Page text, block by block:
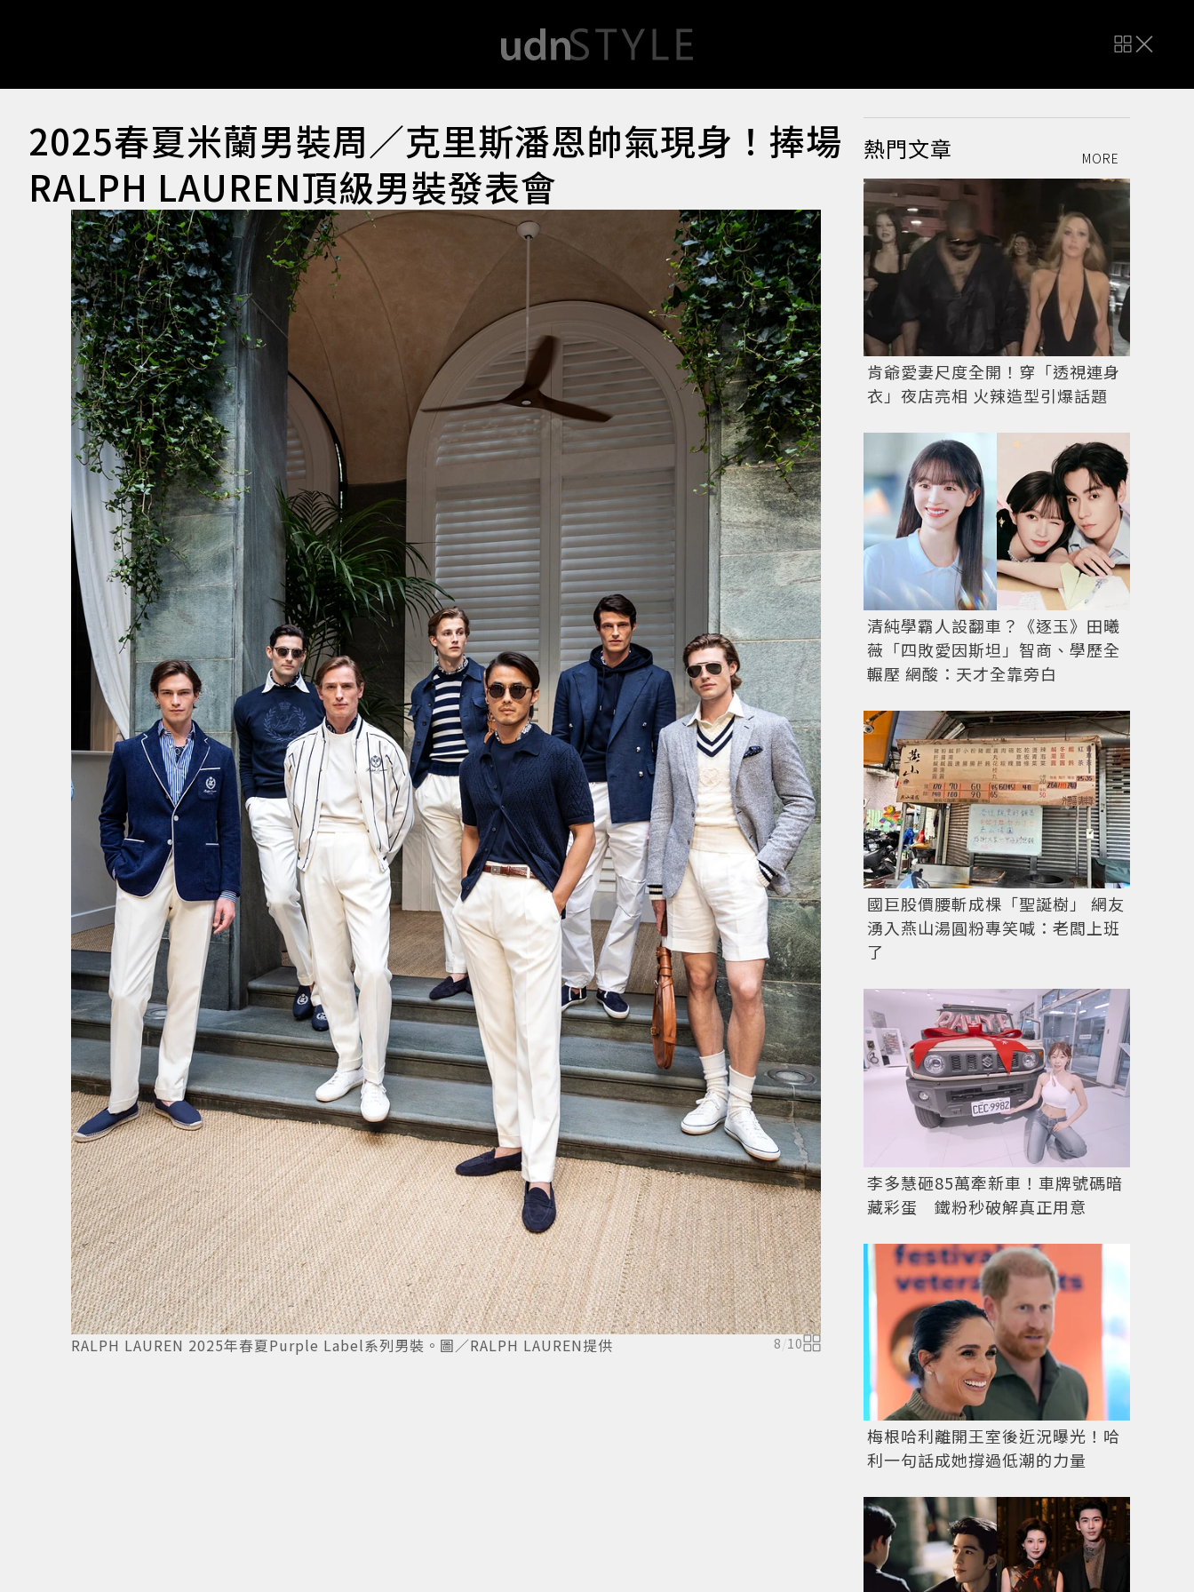
2025春夏米蘭男裝周／克里斯潘恩帥氣現身！捧場
RALPH LAUREN頂級男裝發表會
RALPH LAUREN 2025年春夏Purple Label系列男裝。圖／RALPH LAUREN提供 8/10 RALPH LAUREN 2025年春夏Purple Label系列男裝
熱門文章 MORE
肯爺愛妻尺度全開！穿「透視連身
衣」夜店亮相 火辣造型引爆話題
清純學霸人設翻車？《逐玉》田曦
薇「四敗愛因斯坦」智商、學歷全
輾壓 網酸：天才全靠旁白
國巨股價腰斬成棵「聖誕樹」 網友
湧入燕山湯圓粉專笑喊：老闆上班
了
李多慧砸85萬牽新車！車牌號碼暗
藏彩蛋 鐵粉秒破解真正用意
梅根哈利離開王室後近況曝光！哈
利一句話成她撐過低潮的力量